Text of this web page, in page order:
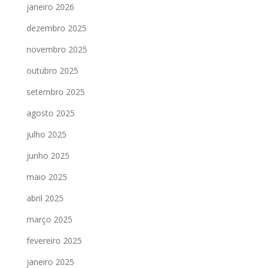
janeiro 2026
dezembro 2025
novembro 2025
outubro 2025
setembro 2025
agosto 2025
julho 2025
junho 2025
maio 2025
abril 2025
março 2025
fevereiro 2025
janeiro 2025